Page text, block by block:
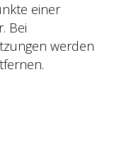
einer
Bei
werden